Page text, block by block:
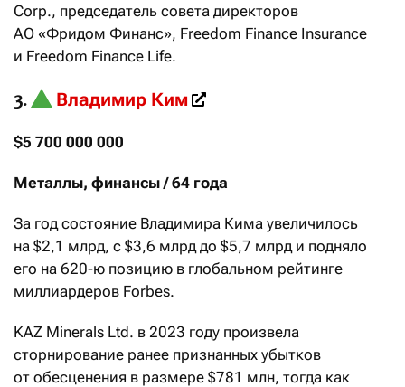
Corp., председатель совета директоров
АО «Фридом Финанс», Freedom Finance Insurance
и Freedom Finance Life.
3. Владимир Ким
$5 700 000 000
Металлы, финансы / 64 года
За год состояние Владимира Кима увеличилось
на $2,1 млрд, с $3,6 млрд до $5,7 млрд и подняло
его на 620-ю позицию в глобальном рейтинге
миллиардеров Forbes.
KAZ Minerals Ltd. в 2023 году произвела
сторнирование ранее признанных убытков
от обесценения в размере $781 млн, тогда как